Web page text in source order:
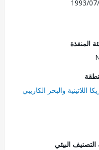
والبحر الكاريبي
البيئي